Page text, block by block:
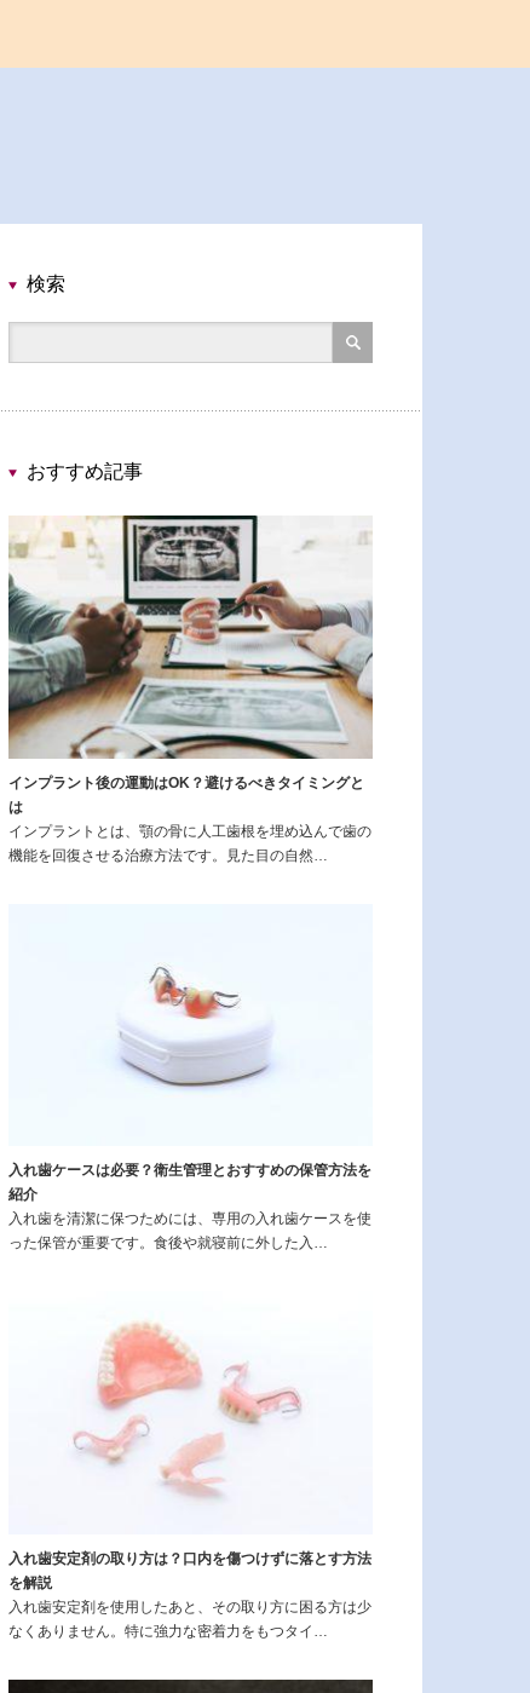
検索
おすすめ記事
インプラント後の運動はOK？避けるべきタイミングと
は
インプラントとは、顎の骨に人工歯根を埋め込んで歯の
機能を回復させる治療方法です。見た目の自然…
入れ歯ケースは必要？衛生管理とおすすめの保管方法を
紹介
入れ歯を清潔に保つためには、専用の入れ歯ケースを使
った保管が重要です。食後や就寝前に外した入…
入れ歯安定剤の取り方は？口内を傷つけずに落とす方法
を解説
入れ歯安定剤を使用したあと、その取り方に困る方は少
なくありません。特に強力な密着力をもつタイ…